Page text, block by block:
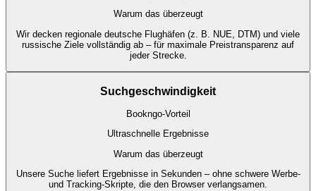
Warum das überzeugt
Wir decken regionale deutsche Flughäfen (z. B. NUE, DTM) und viele
russische Ziele vollständig ab – für maximale Preistransparenz auf
jeder Strecke.
Suchgeschwindigkeit
Bookngo-Vorteil
Ultraschnelle Ergebnisse
Warum das überzeugt
Unsere Suche liefert Ergebnisse in Sekunden – ohne schwere Werbe-
und Tracking-Skripte, die den Browser verlangsamen.